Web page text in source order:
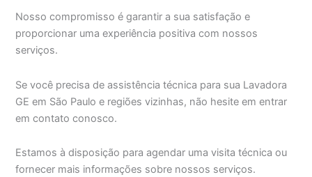
Nosso compromisso é garantir a sua satisfação e
proporcionar uma experiência positiva com nossos
serviços.
Se você precisa de assistência técnica para sua Lavadora
GE em São Paulo e regiões vizinhas, não hesite em entrar
em contato conosco.
Estamos à disposição para agendar uma visita técnica ou
fornecer mais informações sobre nossos serviços.